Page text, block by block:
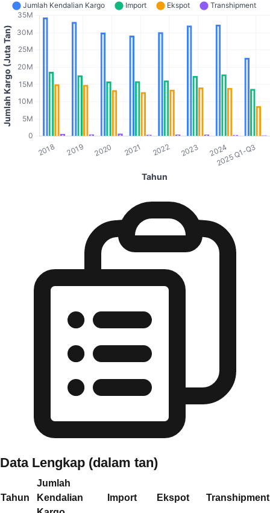
Data Lengkap (dalam tan)
Tahun
Jumlah
Kendalian
Import Ekspot Transhipment